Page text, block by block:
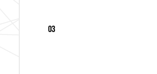
03